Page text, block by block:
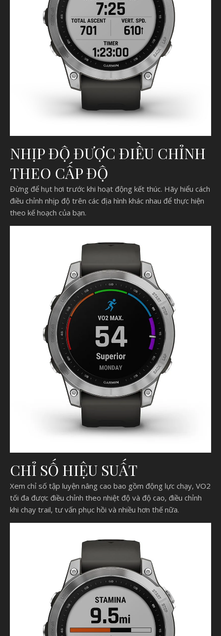
NHỊP ĐỘ ĐƯỢC ĐIỀU CHỈNH
THEO CẤP ĐỘ
Đừng để hụt hơi trước khi hoạt động kết thúc. Hãy hiểu cách
điều chỉnh nhịp độ trên các địa hình khác nhau để thực hiện
theo kế hoạch của bạn.
CHỈ SỐ HIỆU SUẤT
Xem chỉ số tập luyện nâng cao bao gồm động lực chạy, VO2
tối đa được điều chỉnh theo nhiệt độ và độ cao, điều chỉnh
khi chạy trail, tư vấn phục hồi và nhiều hơn thế nữa.